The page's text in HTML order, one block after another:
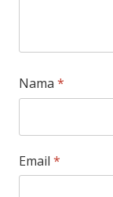
Nama *
Email *